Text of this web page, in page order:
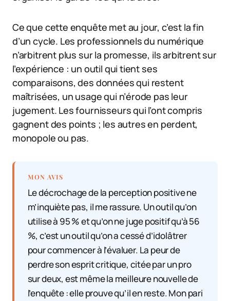
Ce que cette enquête met au jour, c’est la fin
d’un cycle. Les professionnels du numérique
n’arbitrent plus sur la promesse, ils arbitrent sur
l’expérience : un outil qui tient ses
comparaisons, des données qui restent
maîtrisées, un usage qui n’érode pas leur
jugement. Les fournisseurs qui l’ont compris
gagnent des points ; les autres en perdent,
monopole ou pas.
MON AVIS
Le décrochage de la perception positive ne
m’inquiète pas, il me rassure. Un outil qu’on
utilise à 95 % et qu’on ne juge positif qu’à 56
%, c’est un outil qu’on a cessé d’idolâtrer
pour commencer à l’évaluer. La peur de
perdre son esprit critique, citée par un pro
sur deux, est même la meilleure nouvelle de
l’enquête : elle prouve qu’il en reste. Mon pari